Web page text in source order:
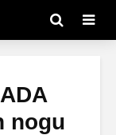
nogu